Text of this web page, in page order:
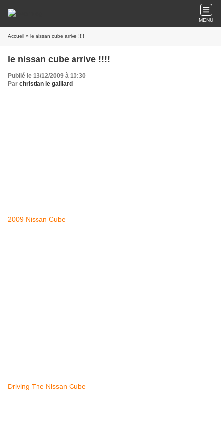
MENU
Accueil » le nissan cube arrive !!!!
le nissan cube arrive !!!!
Publié le 13/12/2009 à 10:30
Par christian le galliard
2009 Nissan Cube
Driving The Nissan Cube